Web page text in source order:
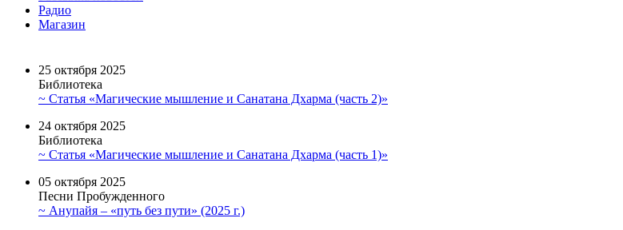
Радио
Магазин
25 октября 2025
Библиотека
~ Статья «Магические мышление и Санатана Дхарма (часть 2)»
24 октября 2025
Библиотека
~ Статья «Магические мышление и Санатана Дхарма (часть 1)»
05 октября 2025
Песни Пробужденного
~ Анупайя – «путь без пути» (2025 г.)